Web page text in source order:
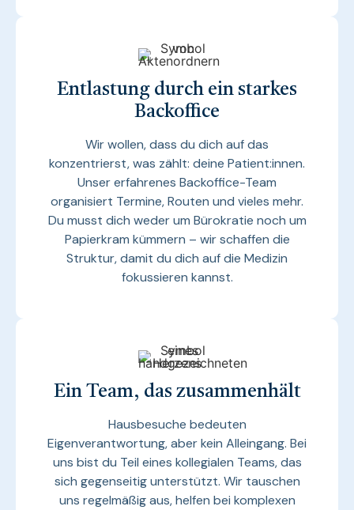
Entlastung durch ein starkes
Backoffice
Wir wollen, dass du dich auf das
konzentrierst, was zählt: deine Patient:innen.
Unser erfahrenes Backoffice-Team
organisiert Termine, Routen und vieles mehr.
Du musst dich weder um Bürokratie noch um
Papierkram kümmern – wir schaffen die
Struktur, damit du dich auf die Medizin
fokussieren kannst.
Ein Team, das zusammenhält
Hausbesuche bedeuten
Eigenverantwortung, aber kein Alleingang. Bei
uns bist du Teil eines kollegialen Teams, das
sich gegenseitig unterstützt. Wir tauschen
uns regelmäßig aus, helfen bei komplexen